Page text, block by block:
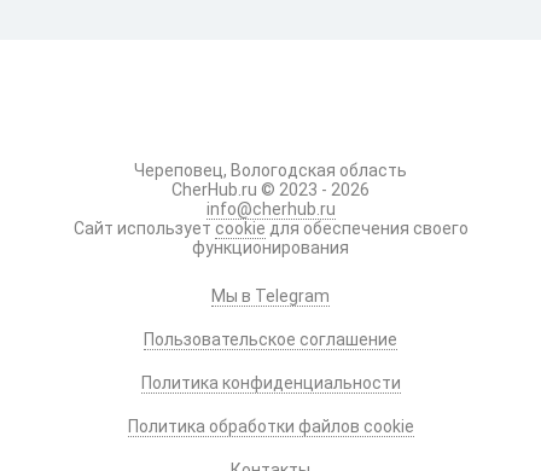
Череповец, Вологодская область
CherHub.ru © 2023 - 2026
info@cherhub.ru
Сайт использует cookie для обеспечения своего
функционирования
Мы в Telegram
Пользовательское соглашение
Политика конфиденциальности
Политика обработки файлов cookie